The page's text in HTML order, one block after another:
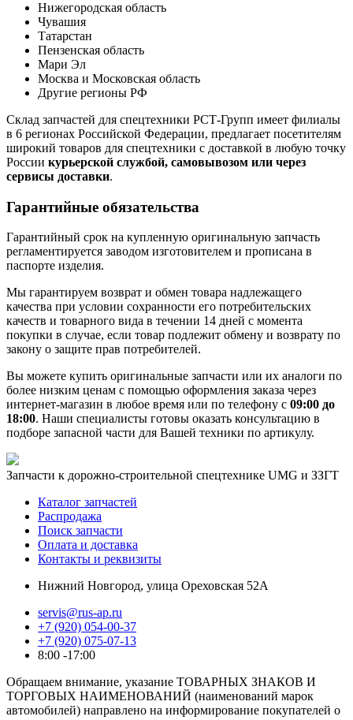
Нижегородская область
Чувашия
Татарстан
Пензенская область
Мари Эл
Москва и Московская область
Другие регионы РФ
Склад запчастей для спецтехники РСТ-Групп имеет филиалы
в 6 регионах Российской Федерации, предлагает посетителям
широкий товаров для спецтехники с доставкой в любую точку
России курьерской службой, самовывозом или через
сервисы доставки.
Гарантийные обязательства
Гарантийный срок на купленную оригинальную запчасть
регламентируется заводом изготовителем и прописана в
паспорте изделия.
Мы гарантируем возврат и обмен товара надлежащего
качества при условии сохранности его потребительских
качеств и товарного вида в течении 14 дней с момента
покупки в случае, если товар подлежит обмену и возврату по
закону о защите прав потребителей.
Вы можете купить оригинальные запчасти или их аналоги по
более низким ценам с помощью оформления заказа через
интернет-магазин в любое время или по телефону с 09:00 до
18:00. Наши специалисты готовы оказать консультацию в
подборе запасной части для Вашей техники по артикулу.
Запчасти к дорожно-строительной спецтехнике UMG и ЗЗГТ
Каталог запчастей
Распродажа
Поиск запчасти
Оплата и доставка
Контакты и реквизиты
Нижний Новгород, улица Ореховская 52А
servis@rus-ap.ru
+7 (920) 054-00-37
+7 (920) 075-07-13
8:00 -17:00
Обращаем внимание, указание ТОВАРНЫХ ЗНАКОВ И
ТОРГОВЫХ НАИМЕНОВАНИЙ (наименований марок
автомобилей) направлено на информирование покупателей о